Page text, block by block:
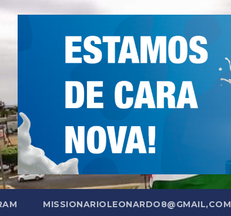
MISSIONARIOLEONARDO8@GMAIL,COM